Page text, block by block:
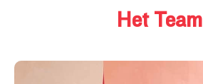
Het Team